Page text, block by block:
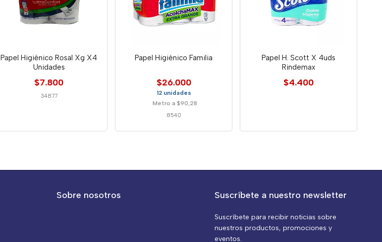
Papel Higiénico Rosal Xg X4
Unidades
$7.800
34877
Papel Higiénico Familia
$26.000
12 unidades
Metro a $90,28
8540
Papel H. Scott X 4uds
Rindemax
$4.400
Sobre nosotros Suscríbete a nuestro newsletter
Suscríbete para recibir noticias sobre
nuestros productos, promociones y
eventos.